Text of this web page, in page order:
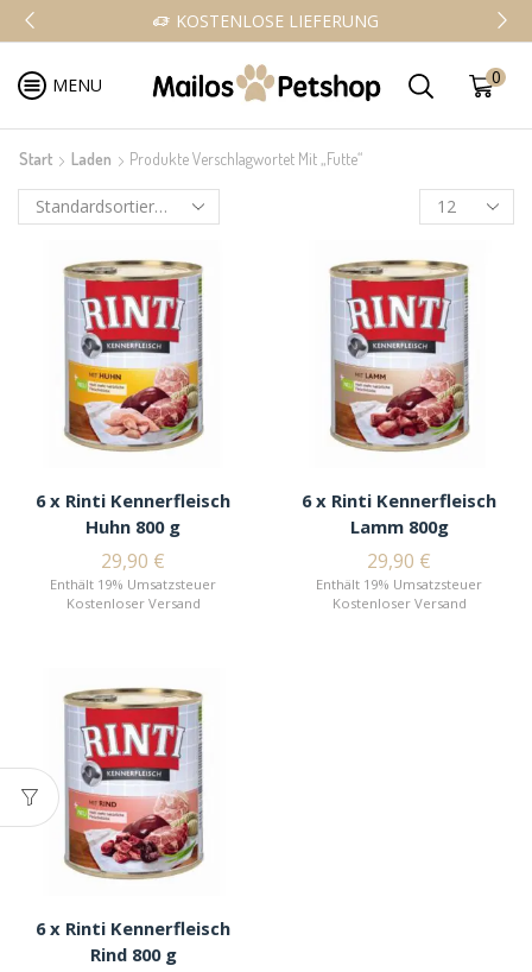
KOSTENLOSE LIEFERUNG
MENU 0
Start Laden Produkte Verschlagwortet Mit „Futte“
6 x Rinti Kennerfleisch
Huhn 800 g
29,90 €
Enthält 19% Umsatzsteuer
Kostenloser Versand
6 x Rinti Kennerfleisch
Lamm 800g
29,90 €
Enthält 19% Umsatzsteuer
Kostenloser Versand
6 x Rinti Kennerfleisch
Rind 800 g